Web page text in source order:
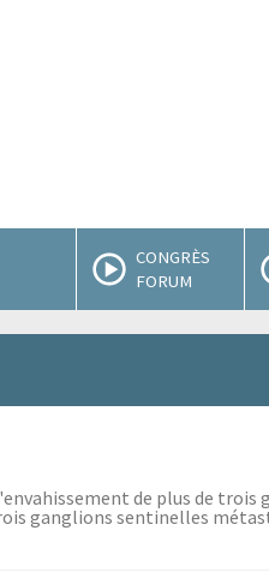
CONGRÈS
FORUM
de plus de trois
ganglions sentinelles